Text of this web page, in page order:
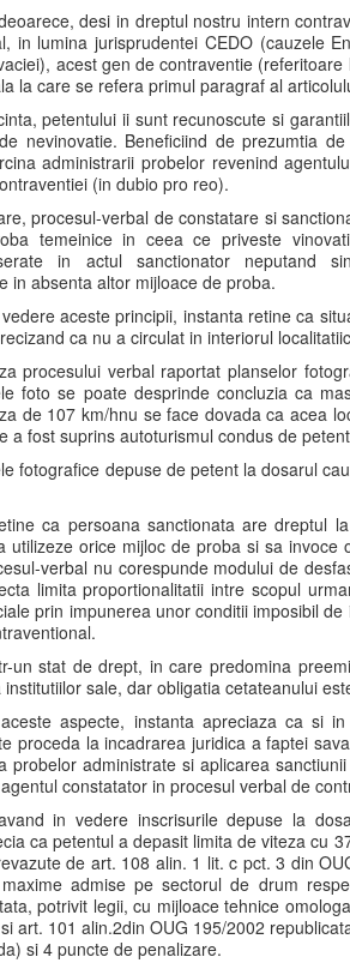
desi in dreptul nostru intern
in lumina jurisprudentei CEDO (cauzele
acest gen de contraventie
la care se refera primul paragraf al
petentului ii sunt recunoscute si
nevinovatie. Beneficiind de prezumtia
administrarii probelor revenind
(in dubio pro reo).
procesul-verbal de constatare si
temeinice in ceea ce priveste
in actul sanctionator neputand
in absenta altor mijloace de proba.
aceste principii, instanta retine ca
ca nu a circulat in interiorul
procesului verbal raportat planselor
foto se poate desprinde concluzia ca
de 107 km/hnu se face dovada ca acea
a fost suprins autoturismul condus de
fotografice depuse de petent la dosarul
ca persoana sanctionata are dreptul
utilizeze orice mijloc de proba si sa
verbal nu corespunde modului de
limita proportionalitatii intre scopul
prin impunerea unor conditii imposibil
un stat de drept, in care predomina
sale, dar obligatia cetateanului
aspecte, instanta apreciaza ca si
proceda la incadrarea juridica a faptei
probelor administrate si aplicarea
constatator in procesul verbal de
in vedere inscrisurile depuse la
ca petentul a depasit limita de viteza cu
de art. 108 alin. 1 lit. c pct. 3 din
admise pe sectorul de drum
potrivit legii, cu mijloace tehnice
art. 101 alin.2din OUG 195/2002
si 4 puncte de penalizare.